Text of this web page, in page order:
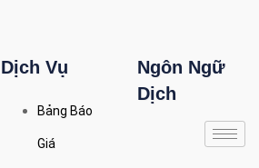
Dịch Vụ
Bảng Báo
Giá
Ngôn Ngữ
Dịch